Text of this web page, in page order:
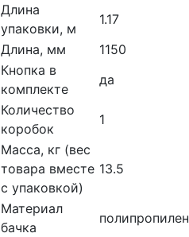
Длина
упаковки, м
1.17
Длина, мм
1150
Кнопка в
комплекте
да
Количество
коробок
1
Масса, кг (вес
товара вместе
с упаковкой)
13.5
Материал
бачка
полипропилен